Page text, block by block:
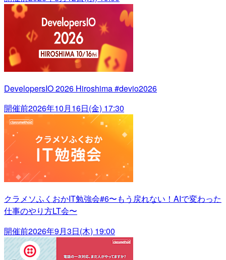
DevelopersIO 2026 Hiroshima #devio2026
開催前2026年10月16日(金) 17:30
クラメソふくおかIT勉強会#6〜もう戻れない！AIで変わった
仕事のやり方LT会〜
開催前2026年9月3日(木) 19:00